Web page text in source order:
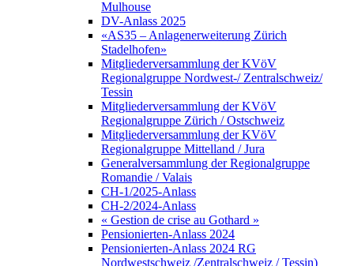
Mulhouse
DV-Anlass 2025
«AS35 – Anlagenerweiterung Zürich
Stadelhofen»
Mitgliederversammlung der KVöV
Regionalgruppe Nordwest-/ Zentralschweiz/
Tessin
Mitgliederversammlung der KVöV
Regionalgruppe Zürich / Ostschweiz
Mitgliederversammlung der KVöV
Regionalgruppe Mittelland / Jura
Generalversammlung der Regionalgruppe
Romandie / Valais
CH-1/2025-Anlass
CH-2/2024-Anlass
« Gestion de crise au Gothard »
Pensionierten-Anlass 2024
Pensionierten-Anlass 2024 RG
Nordwestschweiz /Zentralschweiz / Tessin)